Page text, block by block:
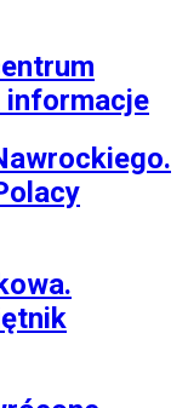
informacje